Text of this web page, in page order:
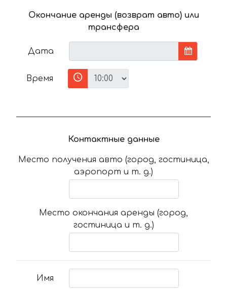
Окончание аренды (возврат авто) или
трансфера
Дата
Время
Контактные данные
Место получения авто (город, гостиница,
аэропорт и т. д.)
Место окончания аренды (город,
гостиница и т. д.)
Имя